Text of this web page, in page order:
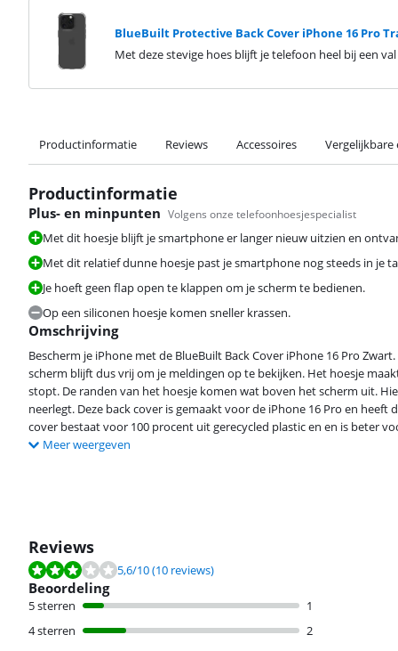
BlueBuilt Protective Back Cover iPhone 16 Pro
Met deze stevige hoes blijft je telefoon heel bij een
Productinformatie Reviews Accessoires
Productinformatie
Plus- en minpunten Volgens onze telefoonhoesjespecialist
Met dit hoesje blijft je smartphone er langer nieuw uitzien en
Met dit relatief dunne hoesje past je smartphone nog steeds in je
Je hoeft geen flap open te klappen om je scherm te bedienen.
Op een siliconen hoesje komen sneller krassen.
Omschrijving
Bescherm je iPhone met de BlueBuilt Back Cover iPhone 16 Pro
scherm blijft dus vrij om je meldingen op te bekijken. Het hoesje
stopt. De randen van het hoesje komen wat boven het scherm uit.
neerlegt. Deze back cover is gemaakt voor de iPhone 16 Pro en
cover bestaat voor 100 procent uit gerecycled plastic en en is beter
Meer weergeven
Reviews
Beoordeling is 5,6 van de 10, gebaseerd op 10 reviews.
5,6/10(10 reviews)
Beoordeling
5 sterren
1
4 sterren
2